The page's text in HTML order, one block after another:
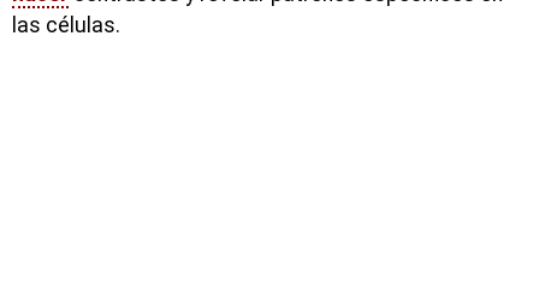
las células.